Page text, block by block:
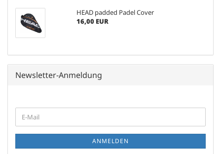
HEAD padded Padel Cover
16,00 EUR
Newsletter-Anmeldung
ZUR
NEWSLETTER-
E-
Mail
ANMELDEN